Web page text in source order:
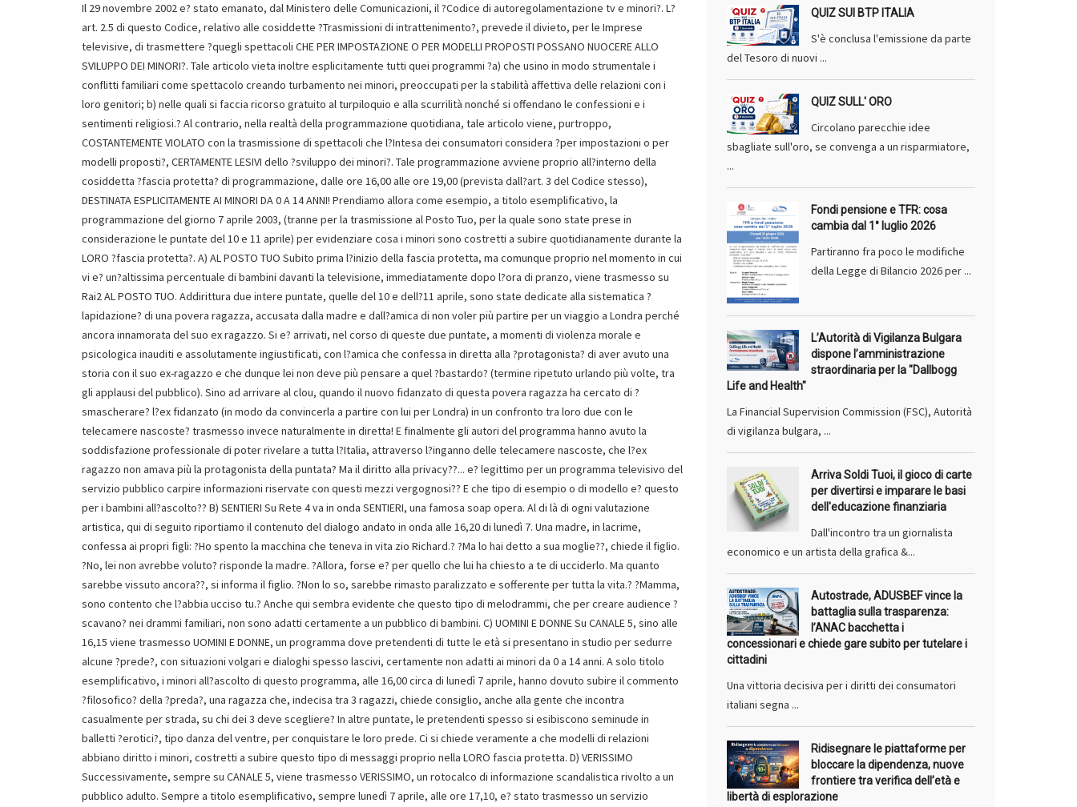
Il 29 novembre 2002 e? stato emanato, dal Ministero delle Comunicazioni, il ?Codice di autoregolamentazione tv e minori?. L?
art. 2.5 di questo Codice, relativo alle cosiddette ?Trasmissioni di intrattenimento?, prevede il divieto, per le Imprese
televisive, di trasmettere ?quegli spettacoli CHE PER IMPOSTAZIONE O PER MODELLI PROPOSTI POSSANO NUOCERE ALLO
SVILUPPO DEI MINORI?. Tale articolo vieta inoltre esplicitamente tutti quei programmi ?a) che usino in modo strumentale i
conflitti familiari come spettacolo creando turbamento nei minori, preoccupati per la stabilità affettiva delle relazioni con i
loro genitori; b) nelle quali si faccia ricorso gratuito al turpiloquio e alla scurrilità nonché si offendano le confessioni e i
sentimenti religiosi.? Al contrario, nella realtà della programmazione quotidiana, tale articolo viene, purtroppo,
COSTANTEMENTE VIOLATO con la trasmissione di spettacoli che l?Intesa dei consumatori considera ?per impostazioni o per
modelli proposti?, CERTAMENTE LESIVI dello ?sviluppo dei minori?. Tale programmazione avviene proprio all?interno della
cosiddetta ?fascia protetta? di programmazione, dalle ore 16,00 alle ore 19,00 (prevista dall?art. 3 del Codice stesso),
DESTINATA ESPLICITAMENTE AI MINORI DA 0 A 14 ANNI! Prendiamo allora come esempio, a titolo esemplificativo, la
programmazione del giorno 7 aprile 2003, (tranne per la trasmissione al Posto Tuo, per la quale sono state prese in
considerazione le puntate del 10 e 11 aprile) per evidenziare cosa i minori sono costretti a subire quotidianamente durante la
LORO ?fascia protetta?. A) AL POSTO TUO Subito prima l?inizio della fascia protetta, ma comunque proprio nel momento in cui
vi e? un?altissima percentuale di bambini davanti la televisione, immediatamente dopo l?ora di pranzo, viene trasmesso su
Rai2 AL POSTO TUO. Addirittura due intere puntate, quelle del 10 e dell?11 aprile, sono state dedicate alla sistematica ?
lapidazione? di una povera ragazza, accusata dalla madre e dall?amica di non voler più partire per un viaggio a Londra perché
ancora innamorata del suo ex ragazzo. Si e? arrivati, nel corso di queste due puntate, a momenti di violenza morale e
psicologica inauditi e assolutamente ingiustificati, con l?amica che confessa in diretta alla ?protagonista? di aver avuto una
storia con il suo ex-ragazzo e che dunque lei non deve più pensare a quel ?bastardo? (termine ripetuto urlando più volte, tra
gli applausi del pubblico). Sino ad arrivare al clou, quando il nuovo fidanzato di questa povera ragazza ha cercato di ?
smascherare? l?ex fidanzato (in modo da convincerla a partire con lui per Londra) in un confronto tra loro due con le
telecamere nascoste? trasmesso invece naturalmente in diretta! E finalmente gli autori del programma hanno avuto la
soddisfazione professionale di poter rivelare a tutta l?Italia, attraverso l?inganno delle telecamere nascoste, che l?ex
ragazzo non amava più la protagonista della puntata? Ma il diritto alla privacy??... e? legittimo per un programma televisivo del
servizio pubblico carpire informazioni riservate con questi mezzi vergognosi?? E che tipo di esempio o di modello e? questo
per i bambini all?ascolto?? B) SENTIERI Su Rete 4 va in onda SENTIERI, una famosa soap opera. Al di là di ogni valutazione
artistica, qui di seguito riportiamo il contenuto del dialogo andato in onda alle 16,20 di lunedì 7. Una madre, in lacrime,
confessa ai propri figli: ?Ho spento la macchina che teneva in vita zio Richard.? ?Ma lo hai detto a sua moglie??, chiede il figlio.
?No, lei non avrebbe voluto? risponde la madre. ?Allora, forse e? per quello che lui ha chiesto a te di ucciderlo. Ma quanto
sarebbe vissuto ancora??, si informa il figlio. ?Non lo so, sarebbe rimasto paralizzato e sofferente per tutta la vita.? ?Mamma,
sono contento che l?abbia ucciso tu.? Anche qui sembra evidente che questo tipo di melodrammi, che per creare audience ?
scavano? nei drammi familiari, non sono adatti certamente a un pubblico di bambini. C) UOMINI E DONNE Su CANALE 5, sino alle
16,15 viene trasmesso UOMINI E DONNE, un programma dove pretendenti di tutte le età si presentano in studio per sedurre
alcune ?prede?, con situazioni volgari e dialoghi spesso lascivi, certamente non adatti ai minori da 0 a 14 anni. A solo titolo
esemplificativo, i minori all?ascolto di questo programma, alle 16,00 circa di lunedì 7 aprile, hanno dovuto subire il commento
?filosofico? della ?preda?, una ragazza che, indecisa tra 3 ragazzi, chiede consiglio, anche alla gente che incontra
casualmente per strada, su chi dei 3 deve scegliere? In altre puntate, le pretendenti spesso si esibiscono seminude in
balletti ?erotici?, tipo danza del ventre, per conquistare le loro prede. Ci si chiede veramente a che modelli di relazioni
abbiano diritto i minori, costretti a subire questo tipo di messaggi proprio nella LORO fascia protetta. D) VERISSIMO
Successivamente, sempre su CANALE 5, viene trasmesso VERISSIMO, un rotocalco di informazione scandalistica rivolto a un
pubblico adulto. Sempre a titolo esemplificativo, sempre lunedì 7 aprile, alle ore 17,10, e? stato trasmesso un servizio
QUIZ SUI BTP ITALIA
S'è conclusa l'emissione da parte
del Tesoro di nuovi ...
QUIZ SULL' ORO
Circolano parecchie idee
sbagliate sull'oro, se convenga a un risparmiatore,
...
Fondi pensione e TFR: cosa
cambia dal 1° luglio 2026
Partiranno fra poco le modifiche
della Legge di Bilancio 2026 per ...
L’Autorità di Vigilanza Bulgara
dispone l’amministrazione
straordinaria per la "Dallbogg
Life and Health"
La Financial Supervision Commission (FSC), Autorità
di vigilanza bulgara, ...
Arriva Soldi Tuoi, il gioco di carte
per divertirsi e imparare le basi
dell'educazione finanziaria
Dall'incontro tra un giornalista
economico e un artista della grafica &...
Autostrade, ADUSBEF vince la
battaglia sulla trasparenza:
l’ANAC bacchetta i
concessionari e chiede gare subito per tutelare i
cittadini
Una vittoria decisiva per i diritti dei consumatori
italiani segna ...
Ridisegnare le piattaforme per
bloccare la dipendenza, nuove
frontiere tra verifica dell’età e
libertà di esplorazione